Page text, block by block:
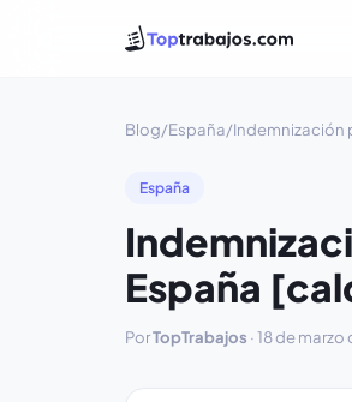
Blog/España/Indemnización
España
España
PorTopTrabajos ·18 de marzo